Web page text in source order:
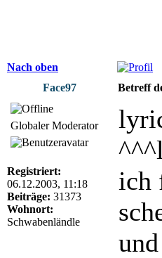
Nach oben
Face97
Betreff
Globaler Moderator
Registriert:
06.12.2003, 11:18
Beiträge: 31373
Wohnort:
Schwabenländle
ich